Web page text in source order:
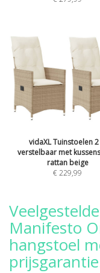
vidaXL Tuinstoelen
verstelbaar met
rattan beige
€ 229,99
Manifesto
hangstoel